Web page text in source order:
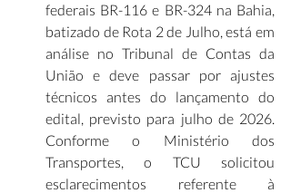
federais BR-116 e BR-324 na Bahia,
batizado de Rota 2 de Julho, está em
análise no Tribunal de Contas da
União e deve passar por ajustes
técnicos antes do lançamento do
edital, previsto para julho de 2026.
Conforme o Ministério dos
Transportes, o TCU solicitou
esclarecimentos referente à